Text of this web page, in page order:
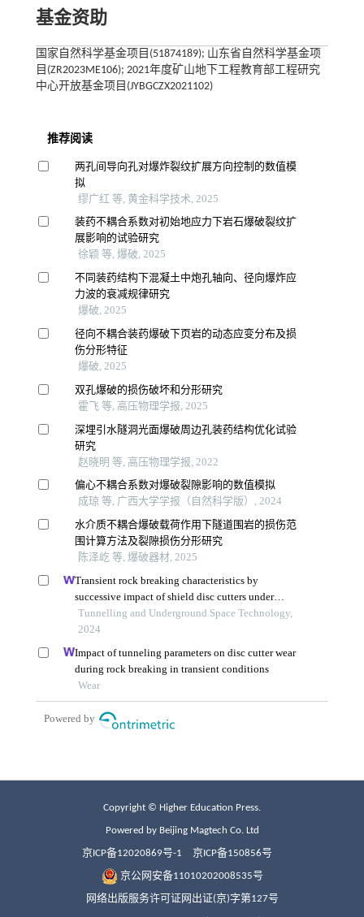
基金资助
国家自然科学基金项目(51874189); 山东省自然科学基金项
目(ZR2023ME106); 2021年度矿山地下工程教育部工程研究
中心开放基金项目(JYBGCZX2021102)
Copyright © Higher Education Press.
Powered by Beijing Magtech Co. Ltd
京ICP备12020869号-1 京ICP备150856号
京公网安备11010202008535号
网络出版服务许可证网出证(京)字第127号